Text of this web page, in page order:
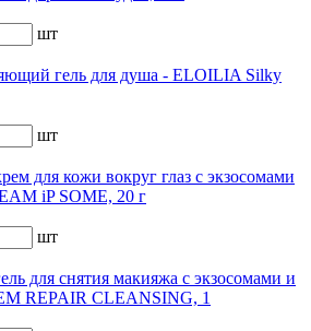
шт
гель для душа - ELOILIA Silky
шт
для кожи вокруг глаз с экзосомами
iP SOME, 20 г
шт
для снятия макияжа с экзосомами и
REPAIR CLEANSING, 1